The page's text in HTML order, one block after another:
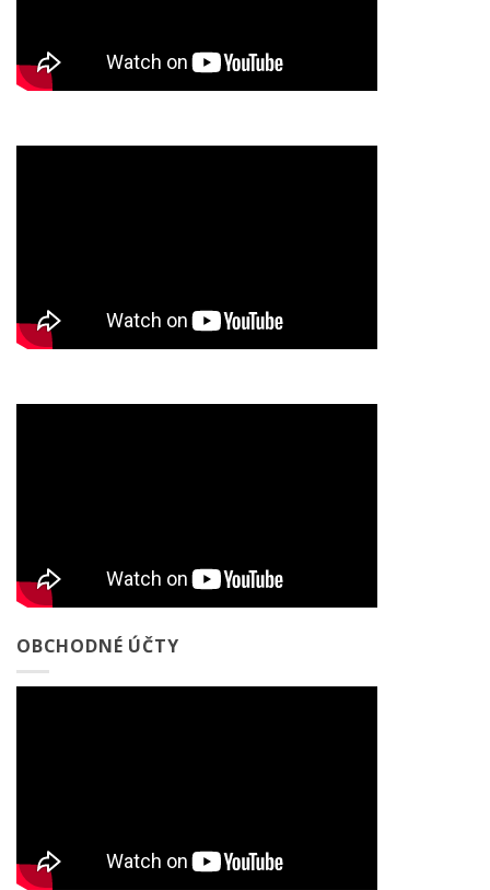
OBCHODNÉ ÚČTY